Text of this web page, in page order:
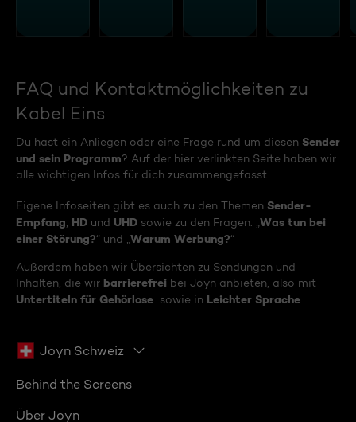
FAQ und Kontaktmöglichkeiten zu
Kabel Eins
Du hast ein Anliegen oder eine Frage rund um diesen Sender
und sein Programm? Auf der hier verlinkten Seite haben wir
alle wichtigen Infos für dich zusammengefasst.
Eigene Infoseiten gibt es auch zu den Themen Sender-
Empfang HD und UHD sowie zu den Fragen: „ Was tun bei
einer Störung?“ und „ Warum Werbung?“
Außerdem haben wir Übersichten zu Sendungen und
Inhalten, die wir barrierefrei bei Joyn anbieten, also mit
Untertiteln für Gehörlose sowie in Leichter Sprache
Joyn Schweiz
Behind the Screens
Über Joyn